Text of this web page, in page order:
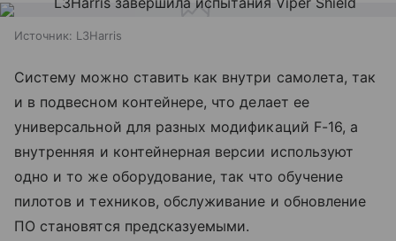
Источник: L3Harris
Систему можно ставить как внутри самолета, так
и в подвесном контейнере, что делает ее
универсальной для разных модификаций F-16, а
внутренняя и контейнерная версии используют
одно и то же оборудование, так что обучение
пилотов и техников, обслуживание и обновление
ПО становятся предсказуемыми.